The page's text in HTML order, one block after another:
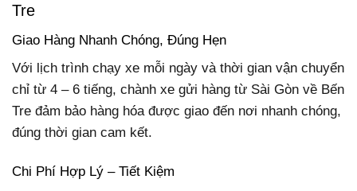
Tre
Giao Hàng Nhanh Chóng, Đúng Hẹn
Với lịch trình chạy xe mỗi ngày và thời gian vận chuyển
chỉ từ 4 – 6 tiếng, chành xe gửi hàng từ Sài Gòn về Bến
Tre đảm bảo hàng hóa được giao đến nơi nhanh chóng,
đúng thời gian cam kết.
Chi Phí Hợp Lý – Tiết Kiệm